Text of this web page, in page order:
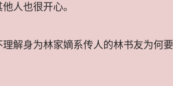
人也很开心。
理解身为林家嫡系传人的林书友为何